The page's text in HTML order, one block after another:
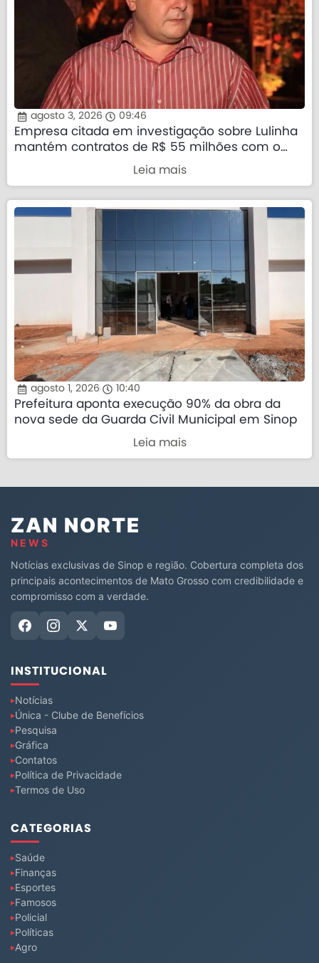
agosto 3, 2026 09:46
Empresa citada em investigação sobre Lulinha
mantém contratos de R$ 55 milhões com o
Leia mais
agosto 1, 2026 10:40
Prefeitura aponta execução 90% da obra da
nova sede da Guarda Civil Municipal em Sinop
Leia mais
ZAN NORTE
NEWS
Notícias exclusivas de Sinop e região. Cobertura completa dos
principais acontecimentos de Mato Grosso com credibilidade e
compromisso com a verdade.
INSTITUCIONAL
Notícias
Única - Clube de Benefícios
Pesquisa
Gráfica
Contatos
Política de Privacidade
Termos de Uso
CATEGORIAS
Saúde
Finanças
Esportes
Famosos
Policial
Políticas
Agro